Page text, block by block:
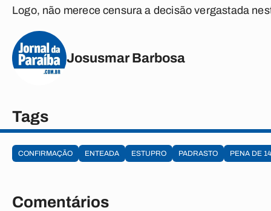
Logo, não merece censura a decisão vergastada
Josusmar Barbosa
Tags
CONFIRMAÇÃO ENTEADA ESTUPRO PADRASTO PENA DE
Comentários